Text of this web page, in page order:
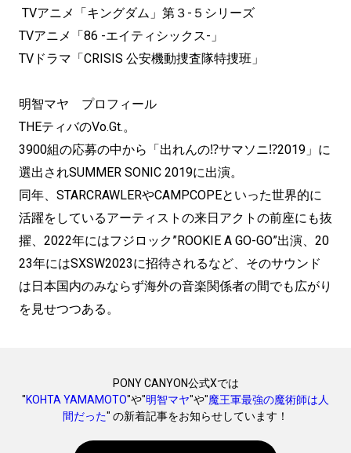
TVアニメ「キングダム」第３-５シリーズ
TVアニメ「86 -エイティシックス-」
TVドラマ「CRISIS 公安機動捜査隊特捜班」
明智マヤ プロフィール
THEティバのVo.Gt.。
3900組の応募の中から「出れんの⁉サマソニ⁉2019」に
選出されSUMMER SONIC 2019に出演。
同年、STARCRAWLERやCAMPCOPEといった世界的に
活躍をしているアーティストの来日アクトの前座にも抜
擢、2022年にはフジロック”ROOKIE A GO-GO”出演、20
23年にはSXSW2023に招待されるなど、そのサウンド
は日本国内のみならず海外の音楽関係者の間でも広がり
を見せつつある。
PONY CANYON公式Xでは
"KOHTA YAMAMOTO"や"明智マヤ"や"魔王軍最強の魔術師は人
間だった" の新着記事をお知らせしています！